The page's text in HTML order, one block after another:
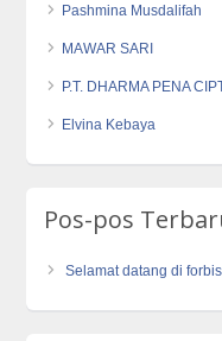
Pashmina Musdalifah
MAWAR SARI
P.T. DHARMA PENA
Elvina Kebaya
Pos-pos
Selamat datang di